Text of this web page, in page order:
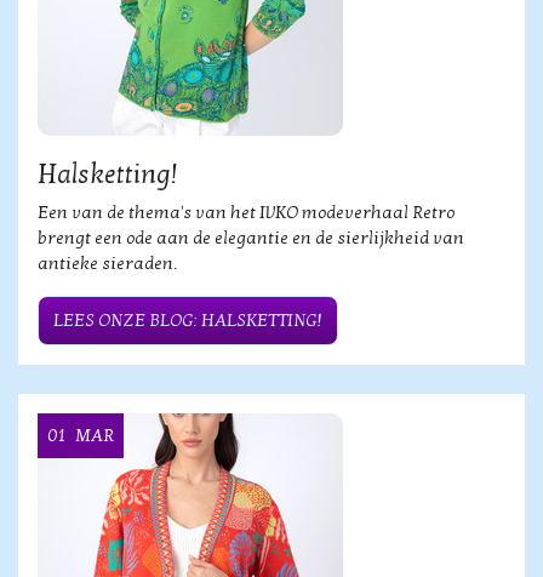
Halsketting!
Een van de thema's van het IVKO modeverhaal Retro
brengt een ode aan de elegantie en de sierlijkheid van
antieke sieraden.
LEES ONZE BLOG: HALSKETTING!
01 MAR